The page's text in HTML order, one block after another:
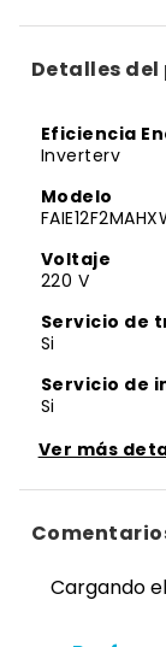
Detalles
Eficiencia
Inverterv
Modelo
Voltaje
220 V
Servicio de
Si
Servicio de
Si
Panel digital
80,5 cm
19,4 cm
Ver más
Cargando